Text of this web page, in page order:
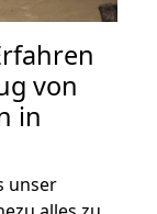
von
in
unser